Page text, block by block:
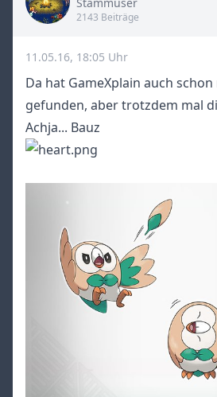
Title
2143 Beiträge
11.05.16, 18:05 Uhr
Da hat GameXplain auch
gefunden, aber trotzdem mal
Achja... Bauz